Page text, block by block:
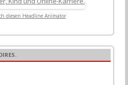
diesen Headline Animator